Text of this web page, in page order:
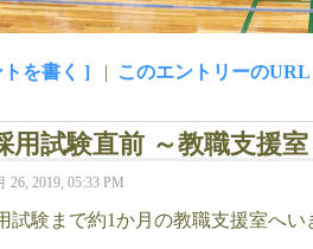
を書く ] | このエントリーのURL
用試験直前 ～教職支援
26, 2019, 05:33 PM
試験まで約1か月の教職支援室へい